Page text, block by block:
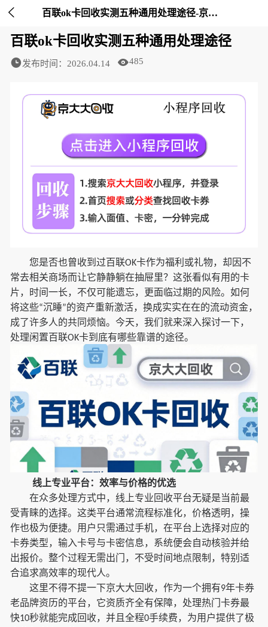
 百联ok卡回收实测五种通用处理途径-京大大回收
百联ok卡回收实测五种通用处理途径
发布时间：2026.04.14 485
您是否也曾收到过百联OK卡作为福利或礼物，却因不
常去相关商场而让它静静躺在抽屉里？这张看似有用的卡
片，时间一长，不仅可能遗忘，更面临过期的风险。如何
将这些“沉睡”的资产重新激活，换成实实在在的流动资金，
成了许多人的共同烦恼。今天，我们就来深入探讨一下，
处理闲置百联OK卡到底有哪些靠谱的途径。
线上专业平台：效率与价格的优选
在众多处理方式中，线上专业回收平台无疑是当前最
受青睐的选择。这类平台通常流程标准化，价格透明，操
作也极为便捷。用户只需通过手机，在平台上选择对应的
卡券类型，输入卡号与卡密信息，系统便会自动核验并给
出报价。整个过程无需出门，不受时间地点限制，特别适
合追求高效率的现代人。
这里不得不提一下京大大回收，作为一个拥有9年卡券
老品牌资历的平台，它资质齐全有保障，处理热门卡券最
快10秒就能完成回收，并且全程0手续费，为用户提供了极